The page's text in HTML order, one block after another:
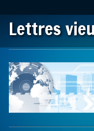
Lettres
Main menu